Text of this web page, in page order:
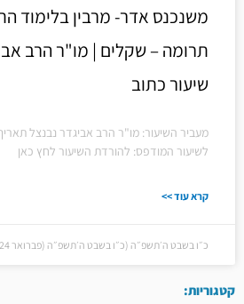
משנכנס אדר- מרבין בלימוד
תרומה – שקלים | מו"ר הרב
שיעור כתוב
מעביר השיעור: מו"ר הרב אביגדר נבנצל
לשיעור המודפס: להורדת השיעור לחץ כאן
קרא עוד >>
כ״ו בשבט ה׳תשפ״ה (כ״ו בשבט ה׳תשפ״ה (פברואר 24, 2025))
קטגוריות: